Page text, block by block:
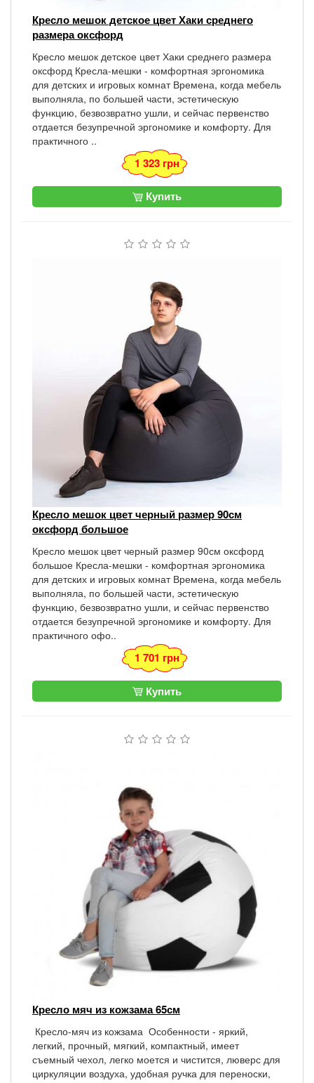
Кресло мешок детское цвет Хаки среднего
размера оксфорд
Кресло мешок детское цвет Хаки среднего размера
оксфорд Кресла-мешки - комфортная эргономика
для детских и игровых комнат Времена, когда мебель
выполняла, по большей части, эстетическую
функцию, безвозвратно ушли, и сейчас первенство
отдается безупречной эргономике и комфорту. Для
практичного ..
1 323 грн
Купить
Кресло мешок цвет черный размер 90см
оксфорд большое
Кресло мешок цвет черный размер 90см оксфорд
большое Кресла-мешки - комфортная эргономика
для детских и игровых комнат Времена, когда мебель
выполняла, по большей части, эстетическую
функцию, безвозвратно ушли, и сейчас первенство
отдается безупречной эргономике и комфорту. Для
практичного офо..
1 701 грн
Купить
Кресло мяч из кожзама 65см
Кресло-мяч из кожзама Особенности - яркий,
легкий, прочный, мягкий, компактный, имеет
съемный чехол, легко моется и чистится, люверс для
циркуляции воздуха, удобная ручка для переноски,